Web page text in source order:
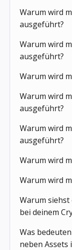
Warum wird
ausgeführt?
Warum wird
ausgeführt?
Warum wird
Warum wird
ausgeführt?
Warum wird
ausgeführt?
Warum wird
Warum wird
Warum siehst
bei deinem
Was
neben Assets